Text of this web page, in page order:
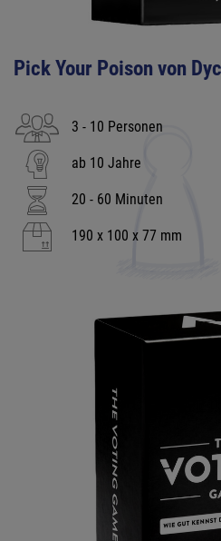
Pick Your Poison von
3 - 10 Personen
ab 10 Jahre
20 - 60 Minuten
190 x 100 x 77 mm